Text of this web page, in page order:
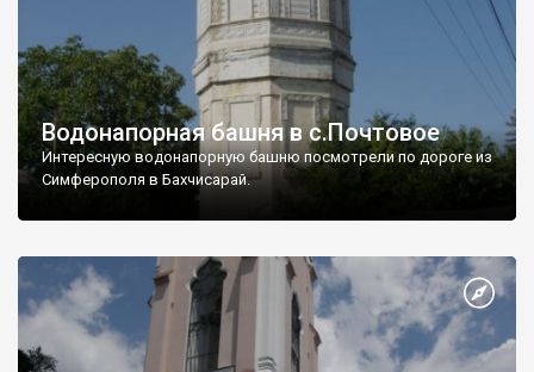
Водонапорная башня в с.Почтовое
Интересную водонапорную башню посмотрели по дороге из
Симферополя в Бахчисарай.